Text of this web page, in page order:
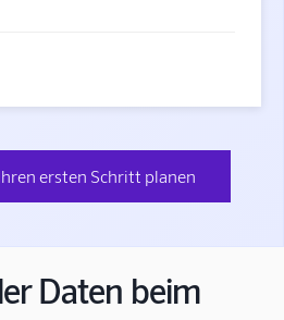
ersten Schritt planen
Daten beim